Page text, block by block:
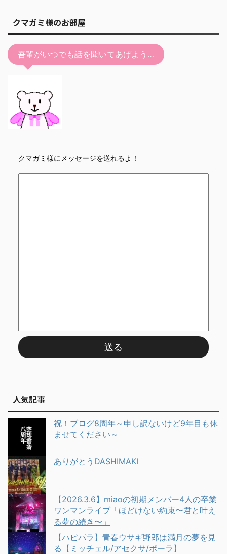
クマガミ様のお部屋
吾輩がいつでも話を聞いてあげよう…
クマガミ様にメッセージを送れるよ！
人気記事
祝！ブログ8周年～申し訳ないけど9年目も休
ませてください～
ありがとうDASHIMAKI
【2026.3.6】miaoの初期メンバー4人の卒業
ワンマンライブ「ほどけない約束〜君と叶え
る夢の続き〜」
【ハピパラ】青春ウサギ野郎は満月の夢を見
る【ミッチェル/アセクサ/ポーラ】